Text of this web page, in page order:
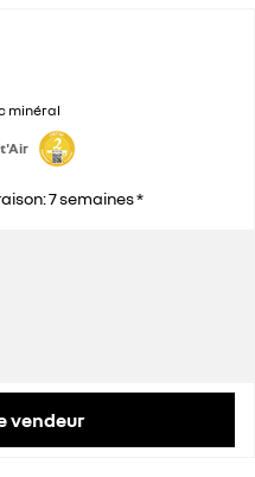
minéral
7 semaines *
vendeur